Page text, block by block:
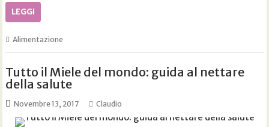
LEGGI
Alimentazione
Tutto il Miele del mondo: guida al nettare
della salute
Novembre 13, 2017 Claudio